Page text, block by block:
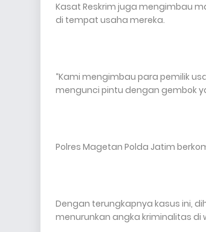
Kasat Reskrim juga mengimbau
di tempat usaha mereka.
“Kami mengimbau para pemilik
mengunci pintu dengan gembok
Polres Magetan Polda Jatim
Dengan terungkapnya kasus ini,
menurunkan angka kriminalitas di